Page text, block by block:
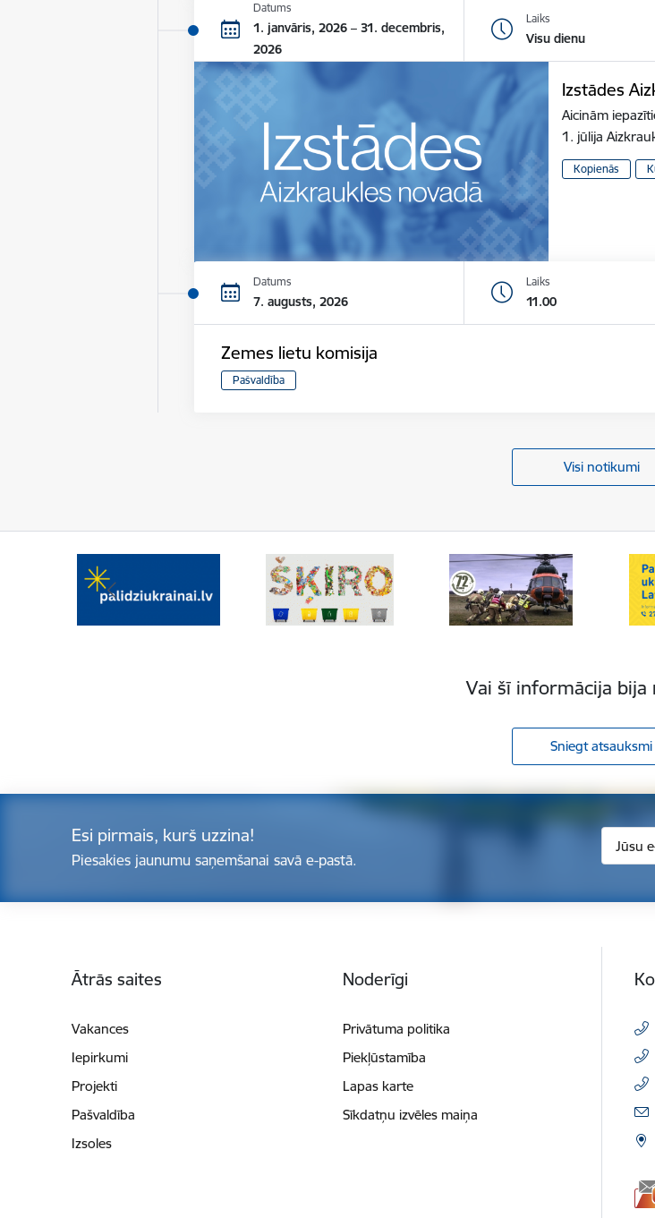
Datums
1. janvāris, 2026 – 31. decembris,
2026
Laiks
Visu dienu
Izstādes
Aicinām
1. jūlija
Kopienās
Datums
7. augusts, 2026
Laiks
11.00
Zemes lietu komisija
Pašvaldība
Visi notikumi
Vai šī informācija bija
Sniegt atsauksmi
Esi pirmais, kurš uzzina!
Piesakies jaunumu saņemšanai savā e-pastā.
Ātrās saites
Vakances
Iepirkumi
Projekti
Pašvaldība
Izsoles
Noderīgi
Privātuma politika
Piekļūstamība
Lapas karte
Sīkdatņu izvēles maiņa